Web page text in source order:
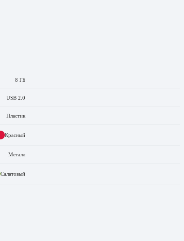
8 ГБ
USB 2.0
Пластик
Красный
Металл
Салатовый